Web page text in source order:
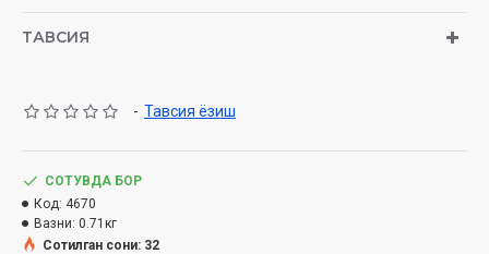
- Elektron joynamoz 3 dona batareya bilan ishlaydi
- Batareyalarni joylashtiriladigan qutichadagi (+) (-) belgilarga qarab
maxsus ahlat qutilarga tashlang
- Batareyalarni kattalar o'rnatib berishlari kerak
- Elektron joynamozni suv va suyuq moddalardan uzoq tuting
- Joynamozni yuvishdan oldin ichidagi elektron moslamasini chiqarib,
ТАВСИЯ
- Тавсия ёзиш
СОТУВДА БОР
Код: 4670
Вазни: 0.71кг
Сотилган сони: 32